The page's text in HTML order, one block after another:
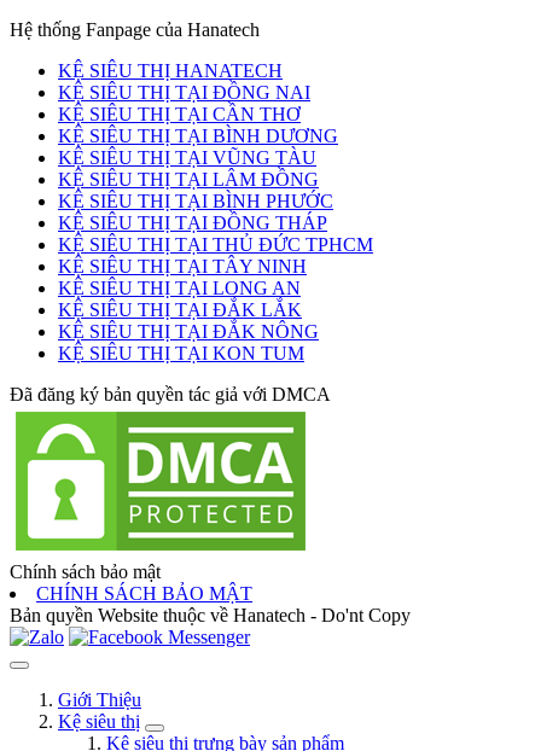
Hệ thống Fanpage của Hanatech
KỆ SIÊU THỊ HANATECH
KỆ SIÊU THỊ TẠI ĐỒNG NAI
KỆ SIÊU THỊ TẠI CẦN THƠ
KỆ SIÊU THỊ TẠI BÌNH DƯƠNG
KỆ SIÊU THỊ TẠI VŨNG TÀU
KỆ SIÊU THỊ TẠI LÂM ĐỒNG
KỆ SIÊU THỊ TẠI BÌNH PHƯỚC
KỆ SIÊU THỊ TẠI ĐỒNG THÁP
KỆ SIÊU THỊ TẠI THỦ ĐỨC TPHCM
KỆ SIÊU THỊ TẠI TÂY NINH
KỆ SIÊU THỊ TẠI LONG AN
KỆ SIÊU THỊ TẠI ĐẮK LẮK
KỆ SIÊU THỊ TẠI ĐẮK NÔNG
KỆ SIÊU THỊ TẠI KON TUM
Đã đăng ký bản quyền tác giả với DMCA
Chính sách bảo mật
CHÍNH SÁCH BẢO MẬT
Bản quyền Website thuộc về Hanatech - Do'nt Copy
Giới Thiệu
Kệ siêu thị
Kệ siêu thị trưng bày sản phẩm